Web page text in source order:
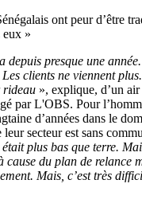
ont peur d’être
eux »
depuis presque une
clients ne viennent
rideau », explique, d’un
par L'OBS. Pour
d’années dans le
leur secteur est sans
plus bas que terre.
cause du plan de relance
Mais, c’est très